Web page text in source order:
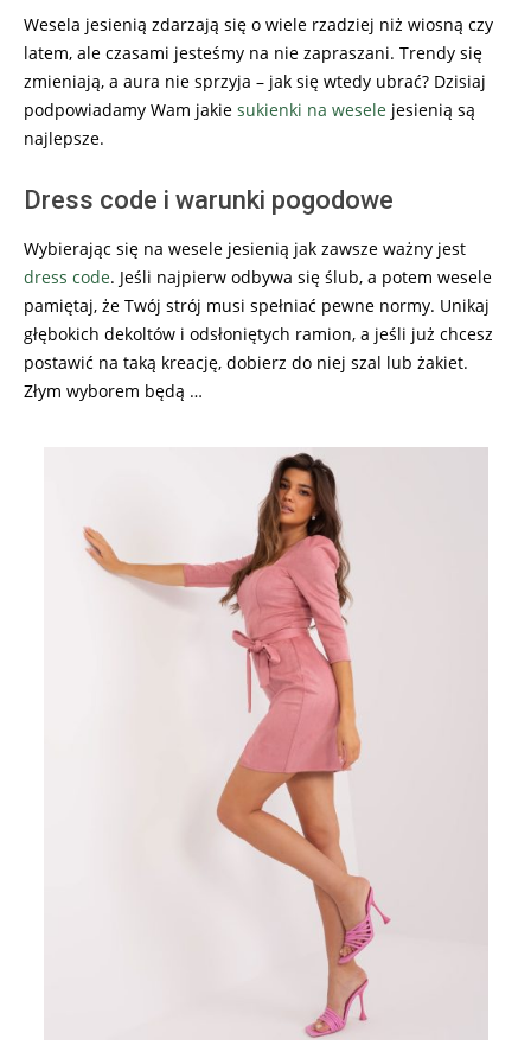
Wesela jesienią zdarzają się o wiele rzadziej niż wiosną czy
latem, ale czasami jesteśmy na nie zapraszani. Trendy się
zmieniają, a aura nie sprzyja – jak się wtedy ubrać? Dzisiaj
podpowiadamy Wam jakie sukienki na wesele jesienią są
najlepsze.
Dress code i warunki pogodowe
Wybierając się na wesele jesienią jak zawsze ważny jest
dress code. Jeśli najpierw odbywa się ślub, a potem wesele
pamiętaj, że Twój strój musi spełniać pewne normy. Unikaj
głębokich dekoltów i odsłoniętych ramion, a jeśli już chcesz
postawić na taką kreację, dobierz do niej szal lub żakiet.
Złym wyborem będą …